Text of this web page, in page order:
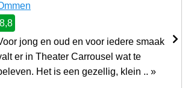
8,8
jong en oud en voor iedere smaak
er in Theater Carrousel wat te
Het is een gezellig, klein .. »